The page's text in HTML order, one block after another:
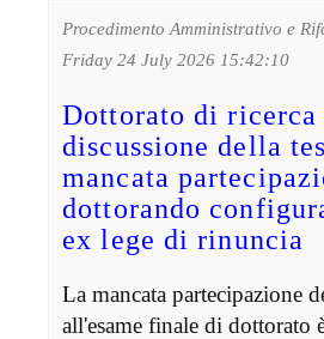
Procedimento Amministrativo e
Friday 24 July 2026 15:42:10
Dottorato di ricerca
discussione della
mancata
dottorando
ex lege di rinuncia
La mancata partecipazione
all'esame finale di dottorato